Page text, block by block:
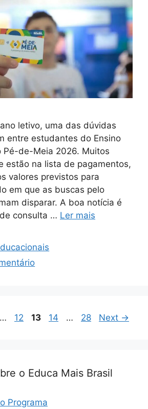
letivo, uma das dúvidas
entre estudantes do Ensino
Pé-de-Meia 2026. Muitos
estão na lista de pagamentos,
valores previstos para
em que as buscas pelo
disparar. A boa notícia é
consulta … Ler mais
… Page
12 Page
13 Page
14 … Page
28 Next →
o Educa Mais Brasil
Programa